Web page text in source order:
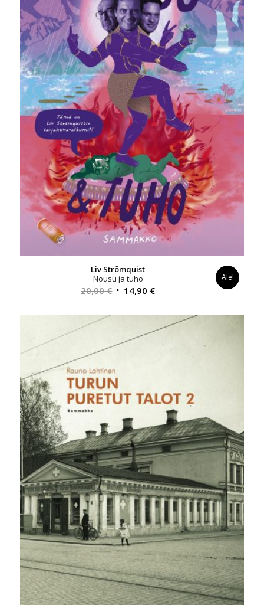
Liv Strömquist
Nousu ja tuho
20,00€ Alkuperäinen
oli:
20,00 €.
14,90 €Nykyinen
on:
14,90 €.
Ale!